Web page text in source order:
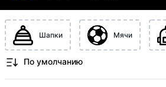
Шапки Мячи